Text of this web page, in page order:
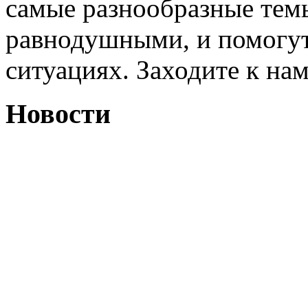
самые разнообразные
равнодушными, и
ситуациях. Заходите к
Новости